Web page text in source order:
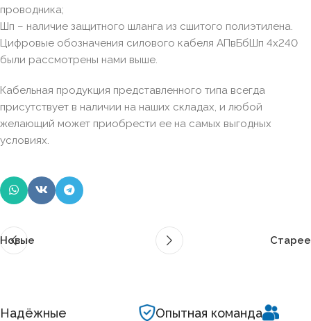
проводника;
Шп – наличие защитного шланга из сшитого полиэтилена.
Цифровые обозначения силового кабеля АПвБбШп 4х240
были рассмотрены нами выше.
Кабельная продукция представленного типа всегда
присутствует в наличии на наших складах, и любой
желающий может приобрести ее на самых выгодных
условиях.
Новые Старее
Надёжные
Опытная команда